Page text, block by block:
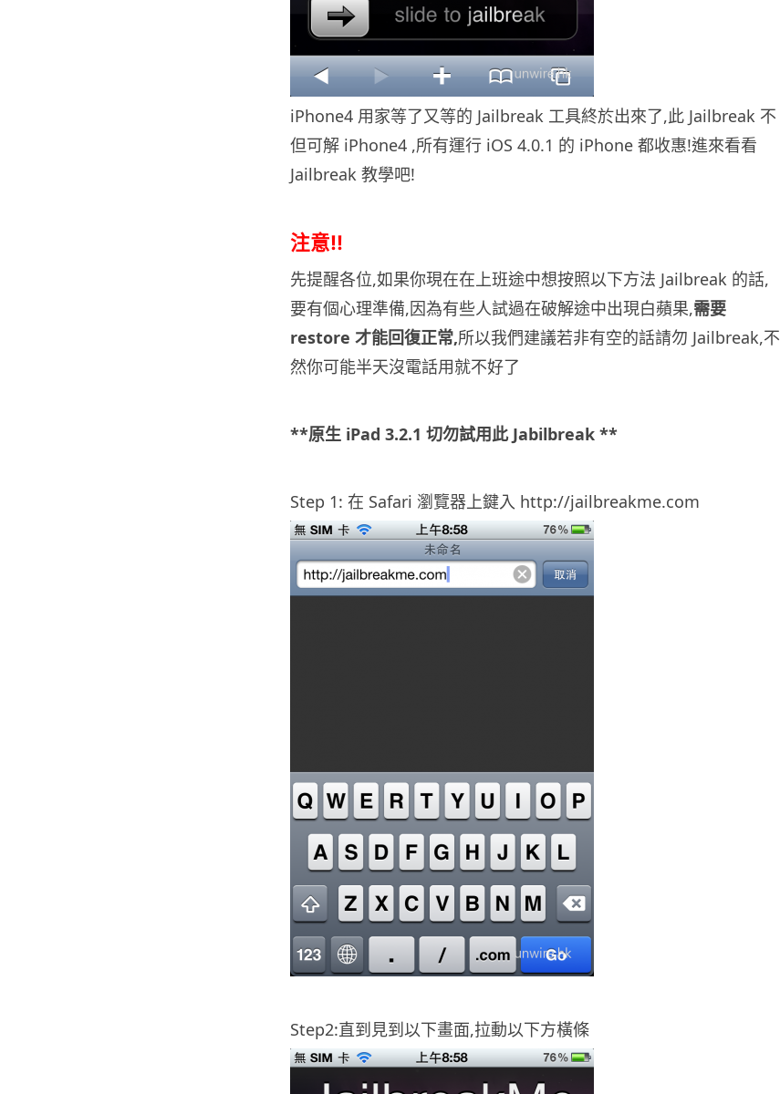
iPhone4 用家等了又等的 Jailbreak 工具終於出來了,此 Jailbreak 不
但可解 iPhone4 ,所有運行 iOS 4.0.1 的 iPhone 都收惠!進來看看
Jailbreak 教學吧!
注意!!
先提醒各位,如果你現在在上班途中想按照以下方法 Jailbreak 的話,
要有個心理準備,因為有些人試過在破解途中出現白蘋果,需要
restore 才能回復正常,所以我們建議若非有空的話請勿 Jailbreak,不
然你可能半天沒電話用就不好了
**原生 iPad 3.2.1 切勿試用此 Jabilbreak **
Step 1: 在 Safari 瀏覽器上鍵入 http://jailbreakme.com
Step2:直到見到以下畫面,拉動以下方橫條